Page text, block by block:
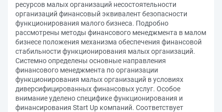
ресурсов малых организаций несостоятельности
организаций финансовый эквивалент безопасности
функционирования малого бизнеса. Подробно
рассмотрены методы финансового менеджмента в малом
бизнесе положения механизма обеспечения финансовой
стабильности функционирования малых организаций.
Системно определены основные направления
финансового менеджмента по организации
функционирования малых организаций в условиях
диверсифицированных финансовых услуг. Особое
внимание уделено специфике функционирования и
финансирования Start Up компаний. Соответствует